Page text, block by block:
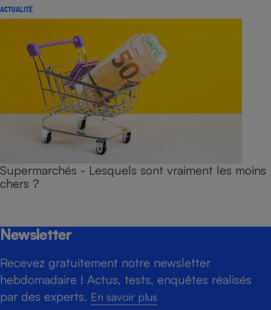
ACTUALITÉ
Supermarchés - Lesquels sont vraiment les moins
chers ?
Newsletter
Recevez gratuitement notre newsletter
hebdomadaire ! Actus, tests, enquêtes réalisés
par des experts. En savoir plus